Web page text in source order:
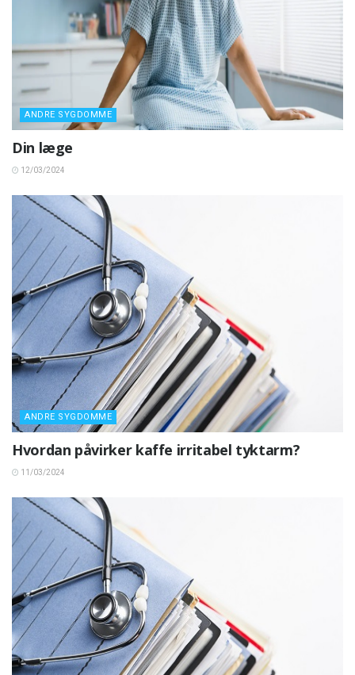
ANDRE SYGDOMME
Din læge
12/03/2024
ANDRE SYGDOMME
Hvordan påvirker kaffe irritabel tyktarm?
11/03/2024